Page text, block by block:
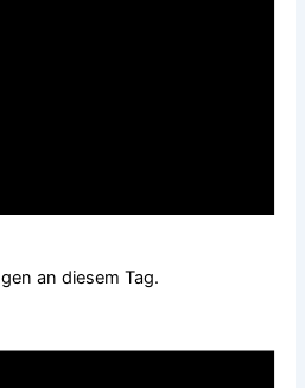
an diesem Tag.